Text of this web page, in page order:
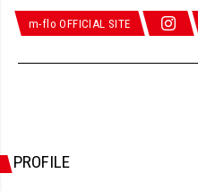
m-flo OFFICIAL SITE
PROFILE